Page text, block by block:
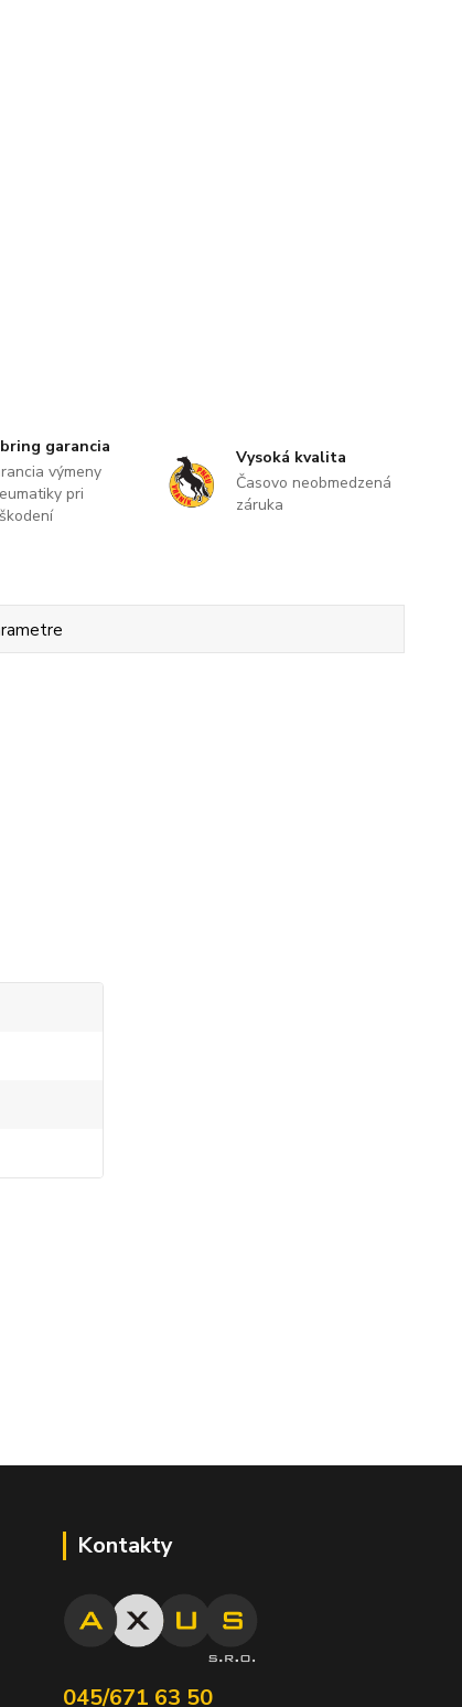
garancia
výmeny
pri
Vysoká kvalita
Časovo neobmedzená
záruka
Kontakty
045/671 63 50